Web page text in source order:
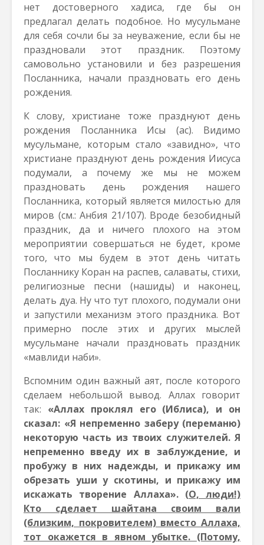
нет достоверного хадиса, где бы он
предлагал делать подобное. Но мусульмане
для себя сочли бы за неуважение, если бы не
праздновали этот праздник. Поэтому
самовольно установили и без разрешения
Посланника, начали праздновать его день
рождения.
К слову, христиане тоже празднуют день
рождения Посланника Исы (ас). Видимо
мусульмане, которым стало «завидно», что
христиане празднуют день рождения Иисуса
подумали, а почему же мы не можем
праздновать день рождения нашего
Посланника, который является милостью для
миров (см.: Анбия 21/107). Вроде безобидный
праздник, да и ничего плохого на этом
мероприятии совершаться не будет, кроме
того, что мы будем в этот день читать
Посланнику Коран на распев, салаваты, стихи,
религиозные песни (нашиды) и наконец,
делать дуа. Ну что тут плохого, подумали они
и запустили механизм этого праздника. Вот
примерно после этих и других мыслей
мусульмане начали праздновать праздник
«мавлиди наби».
Вспомним один важный аят, после которого
сделаем небольшой вывод. Аллах говорит
так: «Аллах проклял его (Иблиса), и он
сказал: «Я непременно заберу (переманю)
некоторую часть из твоих служителей. Я
непременно введу их в заблуждение, и
пробужу в них надежды, и прикажу им
обрезать уши у скотины, и прикажу им
искажать творение Аллаха». (О, люди!)
Кто сделает шайтана своим вали
(близким, покровителем) вместо Аллаха,
тот окажется в явном убытке. (Потому,